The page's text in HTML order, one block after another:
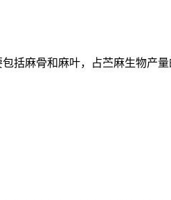
括麻骨和麻叶，占苎麻生物产